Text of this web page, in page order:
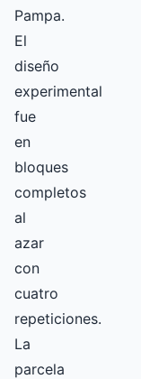
Pampa.
El
diseño
experimental
fue
en
bloques
completos
al
azar
con
cuatro
repeticiones.
La
parcela